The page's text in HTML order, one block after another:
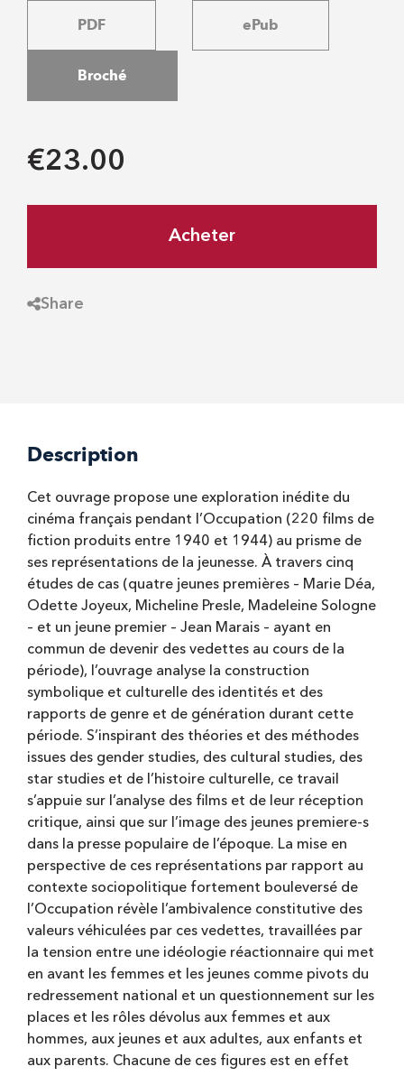
PDF ePub
Broché
€23.00
Acheter
Share
Description
Cet ouvrage propose une exploration inédite du
cinéma français pendant l’Occupation (220 films de
fiction produits entre 1940 et 1944) au prisme de
ses représentations de la jeunesse. À travers cinq
études de cas (quatre jeunes premières – Marie Déa,
Odette Joyeux, Micheline Presle, Madeleine Sologne
– et un jeune premier – Jean Marais – ayant en
commun de devenir des vedettes au cours de la
période), l’ouvrage analyse la construction
symbolique et culturelle des identités et des
rapports de genre et de génération durant cette
période. S’inspirant des théories et des méthodes
issues des gender studies, des cultural studies, des
star studies et de l’histoire culturelle, ce travail
s’appuie sur l’analyse des films et de leur réception
critique, ainsi que sur l’image des jeunes premiere-s
dans la presse populaire de l’époque. La mise en
perspective de ces représentations par rapport au
contexte sociopolitique fortement bouleversé de
l’Occupation révèle l’ambivalence constitutive des
valeurs véhiculées par ces vedettes, travaillées par
la tension entre une idéologie réactionnaire qui met
en avant les femmes et les jeunes comme pivots du
redressement national et un questionnement sur les
places et les rôles dévolus aux femmes et aux
hommes, aux jeunes et aux adultes, aux enfants et
aux parents. Chacune de ces figures est en effet